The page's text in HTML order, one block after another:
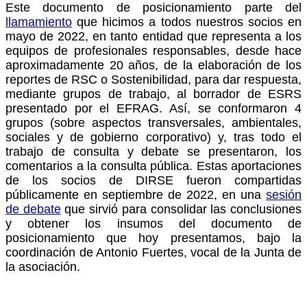
Este documento de posicionamiento parte del
llamamiento que hicimos a todos nuestros socios en
mayo de 2022, en tanto entidad que representa a los
equipos de profesionales responsables, desde hace
aproximadamente 20 años, de la elaboración de los
reportes de RSC o Sostenibilidad, para dar respuesta,
mediante grupos de trabajo, al borrador de ESRS
presentado por el EFRAG. Así, se conformaron 4
grupos (sobre aspectos transversales, ambientales,
sociales y de gobierno corporativo) y, tras todo el
trabajo de consulta y debate se presentaron, los
comentarios a la consulta pública. Estas aportaciones
de los socios de DIRSE fueron compartidas
públicamente en septiembre de 2022, en una sesión
de debateque sirvió para consolidar las conclusiones
y obtener los insumos del documento de
posicionamiento que hoy presentamos, bajo la
coordinación de Antonio Fuertes, vocal de la Junta de
la asociación.